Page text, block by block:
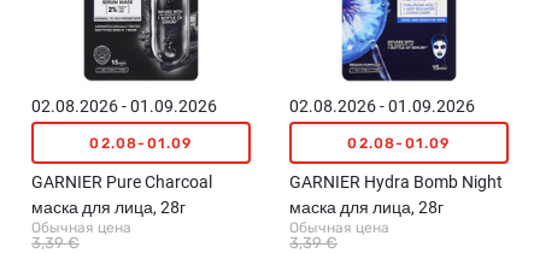
02.08.2026 - 01.09.2026
02.08-01.09
GARNIER Pure Charcoal
маска для лица, 28г
Обычная цена
3,39 €
02.08.2026 - 01.09.2026
02.08-01.09
GARNIER Hydra Bomb Night
маска для лица, 28г
Обычная цена
3,39 €